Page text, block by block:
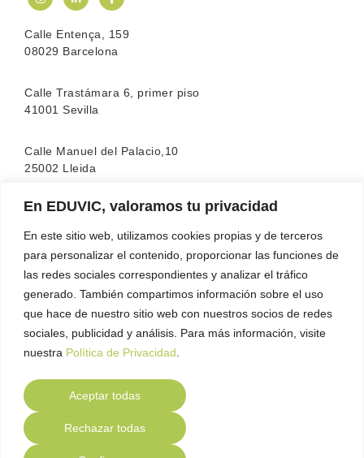
En EDUVIC, valoramos tu privacidad
En este sitio web, utilizamos cookies propias y de terceros
para personalizar el contenido, proporcionar las funciones de
las redes sociales correspondientes y analizar el tráfico
generado. También compartimos información sobre el uso
que hace de nuestro sitio web con nuestros socios de redes
sociales, publicidad y análisis. Para más información, visite
nuestra Política de Privacidad
Aceptar todas
Rechazar todas
Calle Entença, 159
08029 Barcelona
Calle Trastámara 6, primer piso
41001 Sevilla
Calle Manuel del Palacio,10
25002 Lleida
La escuela cuenta con la acreditación de laFEATF
Familiar)
Contacto Política de Privacidad
Cookies
● Aviso Legal